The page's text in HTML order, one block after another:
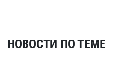
НОВОСТИ ПО ТЕМЕ